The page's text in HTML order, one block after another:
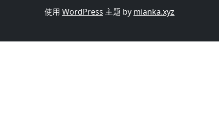
使用 WordPress 主题 by mianka.xyz